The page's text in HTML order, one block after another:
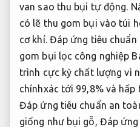
van sao thu bụi tự động.
có lẽ thu gom bụi vào túi
cơ khí. Đáp ứng tiêu chuẩn
gom bụi lọc công nghiệp
trình cực kỳ chất lượng vì
chínhxác tới 99,8% và hấp
Đáp ứng tiêu chuẩn an
giống như bụi gỗ, Đáp ứng